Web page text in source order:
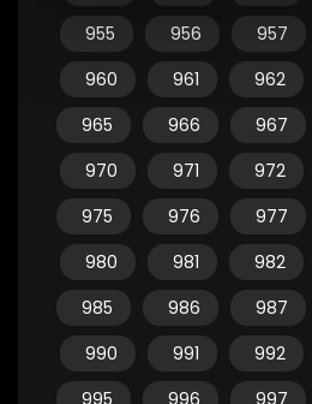
955
956 957
960
961 962
965
966 967
970
971 972
975
976 977
980
981 982
985
986 987
990
991 992